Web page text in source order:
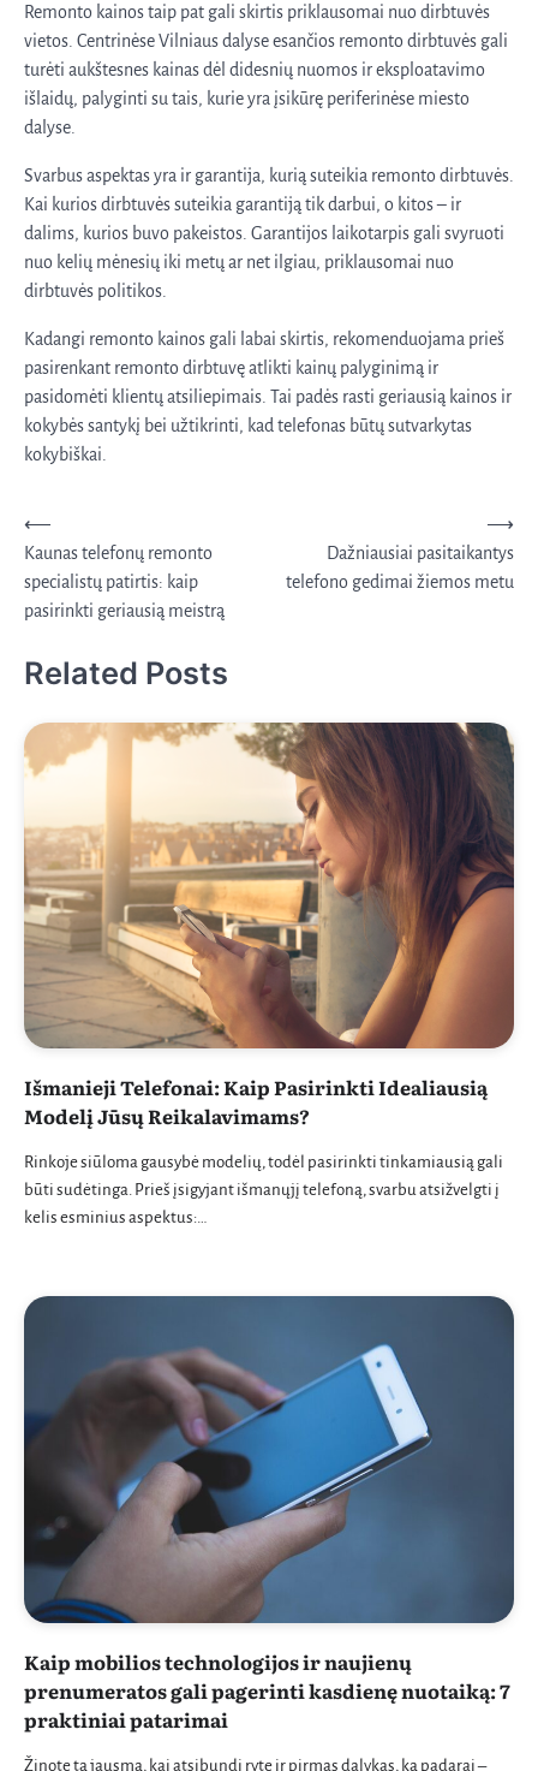
Remonto kainos taip pat gali skirtis priklausomai nuo dirbtuvės
vietos. Centrinėse Vilniaus dalyse esančios remonto dirbtuvės gali
turėti aukštesnes kainas dėl didesnių nuomos ir eksploatavimo
išlaidų, palyginti su tais, kurie yra įsikūrę periferinėse miesto
dalyse.
Svarbus aspektas yra ir garantija, kurią suteikia remonto dirbtuvės.
Kai kurios dirbtuvės suteikia garantiją tik darbui, o kitos – ir
dalims, kurios buvo pakeistos. Garantijos laikotarpis gali svyruoti
nuo kelių mėnesių iki metų ar net ilgiau, priklausomai nuo
dirbtuvės politikos.
Kadangi remonto kainos gali labai skirtis, rekomenduojama prieš
pasirenkant remonto dirbtuvę atlikti kainų palyginimą ir
pasidomėti klientų atsiliepimais. Tai padės rasti geriausią kainos ir
kokybės santykį bei užtikrinti, kad telefonas būtų sutvarkytas
kokybiškai.
Navigacija
tarp
įrašų
⟵
Kaunas telefonų remonto
specialistų patirtis: kaip
pasirinkti geriausią meistrą
Dažniausiai pasitaikantys
telefono gedimai žiemos metu
⟶
Related Posts
Išmanieji Telefonai: Kaip Pasirinkti Idealiausią
Modelį Jūsų Reikalavimams?
Rinkoje siūloma gausybė modelių, todėl pasirinkti tinkamiausią gali
būti sudėtinga. Prieš įsigyjant išmanųjį telefoną, svarbu atsižvelgti į
kelis esminius aspektus:…
Kaip mobilios technologijos ir naujienų
prenumeratos gali pagerinti kasdienę nuotaiką: 7
praktiniai patarimai
Žinote tą jausmą, kai atsibundi ryte ir pirmas dalykas, ką padarai –